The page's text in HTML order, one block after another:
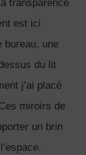
transparence
est ici
bureau, une
du lit
j’ai placé
miroirs de
un brin